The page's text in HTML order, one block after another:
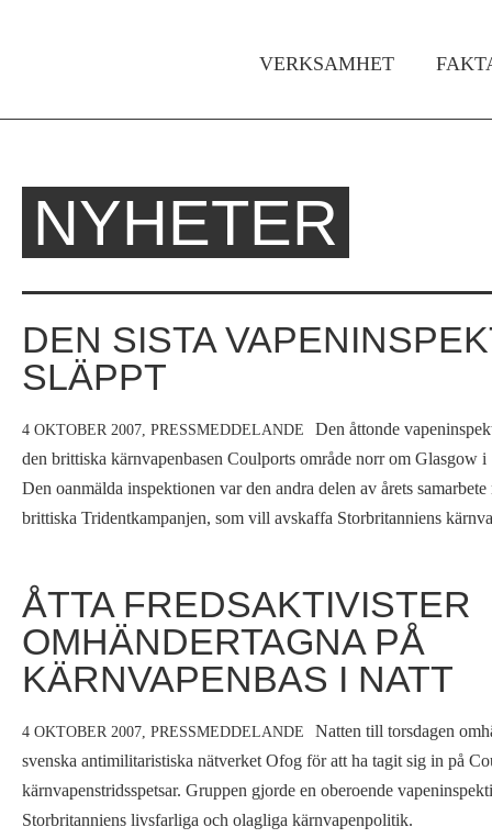
Huvudmeny
VERKSAMHET
Du
är
Hem
›
›
Nyheter
NYHETER
DEN SISTA
SLÄPPT
4 OKTOBER 2007, PRESSMEDDELANDE
Den åttonde
den brittiska kärnvapenbasen Coulports område norr om Glasgow
Den oanmälda inspektionen var den andra delen av årets
brittiska Tridentkampanjen, som vill avskaffa Storbritanniens
ÅTTA FREDSAKTIVISTER
OMHÄNDERTAGNA PÅ
KÄRNVAPENBAS I NATT
4 OKTOBER 2007, PRESSMEDDELANDE
Natten till torsdagen
svenska antimilitaristiska nätverket Ofog för att ha tagit sig in på
kärnvapenstridsspetsar. Gruppen gjorde en oberoende
Storbritanniens livsfarliga och olagliga kärnvapenpolitik.